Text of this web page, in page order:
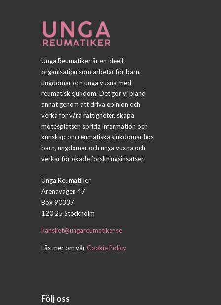
Unga Reumatiker är en ideell
organisation som arbetar för barn,
ungdomar och unga vuxna med
reumatisk sjukdom. Det gör vi bland
annat genom att driva opinion och
verka för våra rättigheter, skapa
mötesplatser, sprida information och
kunskap om reumatiska sjukdomar hos
barn, ungdomar och unga vuxna och
verkar för ökade forskningsinsatser.
Unga Reumatiker
Arenavägen 47
Box 90337
120 25 Stockholm
kansliet@ungareumatiker.se
Läs mer om vårCookie Policy
Följ oss